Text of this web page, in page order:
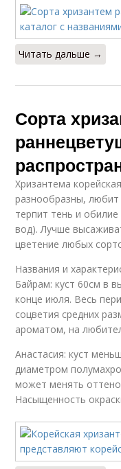
Читать дальше →
Сорта
Хризантема
разнообразны,
терпит тень и
вод). Лучше
цветение любых
Названия и
Байрам: куст 60см в
конце июля. Весь
соцветия средних
ароматом, на
Анастасия: куст
диаметром
может менять
Насыщенность